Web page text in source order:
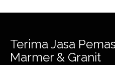
Terima Jasa
Marmer & Granit